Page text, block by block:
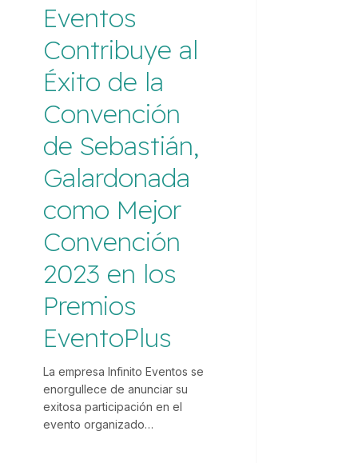
Sebastián,
Galardonada
Convención
Eventos
Contribuye al
Éxito de la
Convención
de Sebastián,
Galardonada
como Mejor
Convención
2023 en los
Premios
EventoPlus
La empresa Infinito Eventos se
enorgullece de anunciar su
exitosa participación en el
evento organizado…